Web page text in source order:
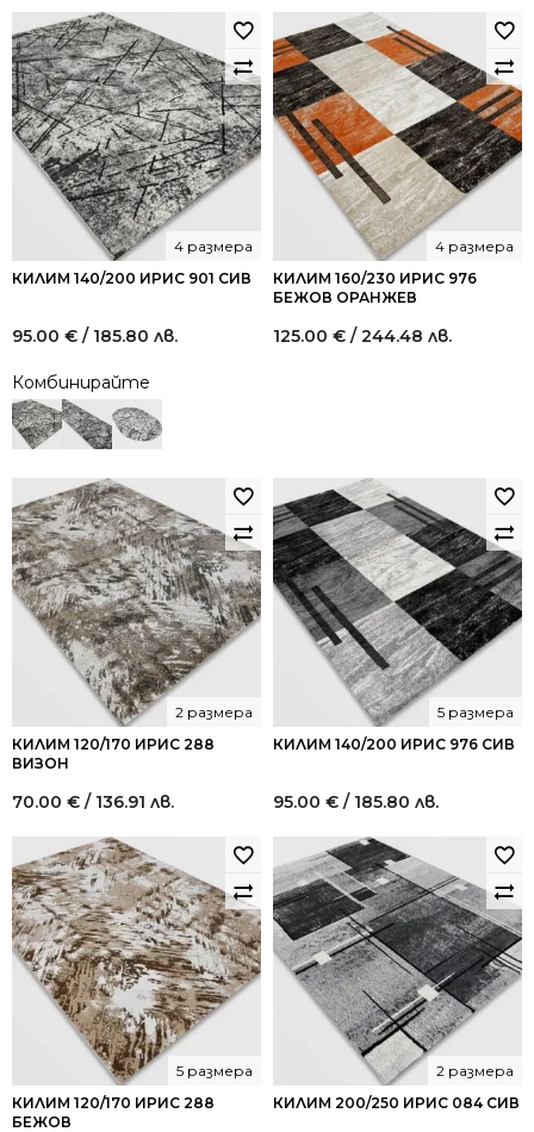
КИЛИМ 140/200 ИРИС 901 СИВ
4 размера
95.00 € / 185.80 лв.
Комбинирайте
КИЛИМ 160/230 ИРИС 976
БЕЖОВ ОРАНЖЕВ
4 размера
125.00 € / 244.48 лв.
КИЛИМ 120/170 ИРИС 288
ВИЗОН
2 размера
70.00 € / 136.91 лв.
КИЛИМ 140/200 ИРИС 976 СИВ
5 размера
95.00 € / 185.80 лв.
КИЛИМ 120/170 ИРИС 288
БЕЖОВ
5 размера
КИЛИМ 200/250 ИРИС 084 СИВ
2 размера